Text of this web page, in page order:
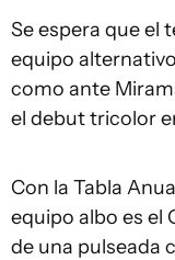
Se espera que el
equipo
como ante
el debut tricolor
Con la Tabla
equipo albo es el
de una pulseada